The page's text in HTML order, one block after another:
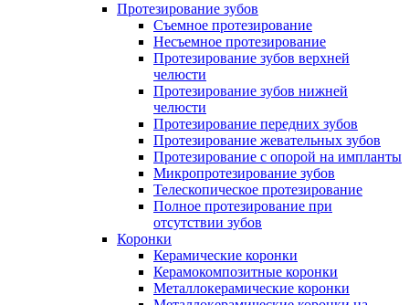
Протезирование зубов
Съемное протезирование
Несъемное протезирование
Протезирование зубов верхней
челюсти
Протезирование зубов нижней
челюсти
Протезирование передних зубов
Протезирование жевательных зубов
Протезирование с опорой на импланты
Микропротезирование зубов
Телескопическое протезирование
Полное протезирование при
отсутствии зубов
Коронки
Керамические коронки
Керамокомпозитные коронки
Металлокерамические коронки